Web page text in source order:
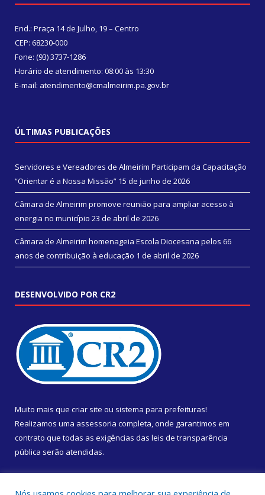
End.: Praça 14 de Julho, 19 – Centro
CEP: 68230-000
Fone: (93) 3737-1286
Horário de atendimento: 08:00 às 13:30
E-mail: atendimento@cmalmeirim.pa.gov.br
ÚLTIMAS PUBLICAÇÕES
Servidores e Vereadores de Almeirim Participam da Capacitação
“Orientar é a Nossa Missão” 15 de junho de 2026
Câmara de Almeirim promove reunião para ampliar acesso à
energia no município 23 de abril de 2026
Câmara de Almeirim homenageia Escola Diocesana pelos 66
anos de contribuição à educação 1 de abril de 2026
DESENVOLVIDO POR CR2
Muito mais que criar site ou sistema para prefeituras!
Realizamos uma assessoria completa, onde garantimos em
contrato que todas as exigências das leis de transparência
pública serão atendidas.